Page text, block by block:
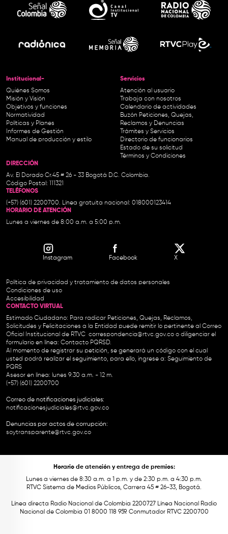
Institucional-
Quiénes Somos
Misión y Visión
Objetivos y funciones
Normatividad
Políticas y Planes
Informes de Gestión
Manual de producción y estilo
Servicios
Atención al usuario
Trabaja con nosotros
Calendario de actividades
Buzón Peticiones, Quejas,
Reclamos y Denuncias
Trámites y Servicios
Directorio de funcionarios
Estado de su solicitud
Términos y Condiciones
DIRECCIÓN
Av. El Dorado Cr.45 # 26 - 33 Bogotá D.C. Colombia.
Código Postal: 111321
TELÉFONOS
(+57) (601) 2200700. Línea gratuita nacional: 018000123414
HORARIO DE ATENCIÓN
Lunes a viernes de 8:00 a.m. a 5:00 p.m.
Instagram Facebook X
Política de privacidad y tratamiento de datos personales
Condiciones de uso
Accesibilidad
CONTACTO VIRTUAL
Estimado Ciudadano: Para radicar Peticiones, Quejas, Reclamos,
Solicitudes y Felicitaciones a la Entidad puede remitir lo pertinente al Correo
Oficial Institucional de RTVC correspondencia@rtvc.gov.co o diligenciar el
formulario en línea: Contacto PQRSD.
Al momento de registrar su petición, se generará un código con el cual
usted podrá realizar el seguimiento, para ello, ingrese a: Seguimiento de
PQRS
Asesor en línea: lunes 9:30 a.m. - 12 m.
(+57) (601) 2200700
Correo de notificaciones judiciales:
notificacionesjudiciales@rtvc.gov.co
Denuncias por actos de corrupción:
soytransparente@rtvc.gov.co
Horario de atención y entrega de premios:
Lunes a viernes de 8:30 a.m. a 1 p.m. y de 2:30 p.m. a 4:30 p.m.
RTVC Sistema de Medios Públicos, Carrera 45 # 26-33, Bogotá.
Línea directa Radio Nacional de Colombia 2200727 Línea Nacional Radio
Nacional de Colombia 01 8000 118 959. Conmutador RTVC 2200700